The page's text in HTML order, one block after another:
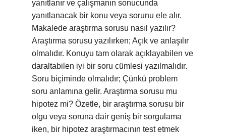
yanıtlanır ve çalışmanın sonucunda
yanıtlanacak bir konu veya sorunu ele alır.
Makalede araştırma sorusu nasıl yazılır?
Araştırma sorusu yazılırken; Açık ve anlaşılır
olmalıdır. Konuyu tam olarak açıklayabilen ve
daraltabilen iyi bir soru cümlesi yazılmalıdır.
Soru biçiminde olmalıdır; Çünkü problem
soru anlamına gelir. Araştırma sorusu mu
hipotez mi? Özetle, bir araştırma sorusu bir
olgu veya soruna dair geniş bir sorgulama
iken, bir hipotez araştırmacının test etmek